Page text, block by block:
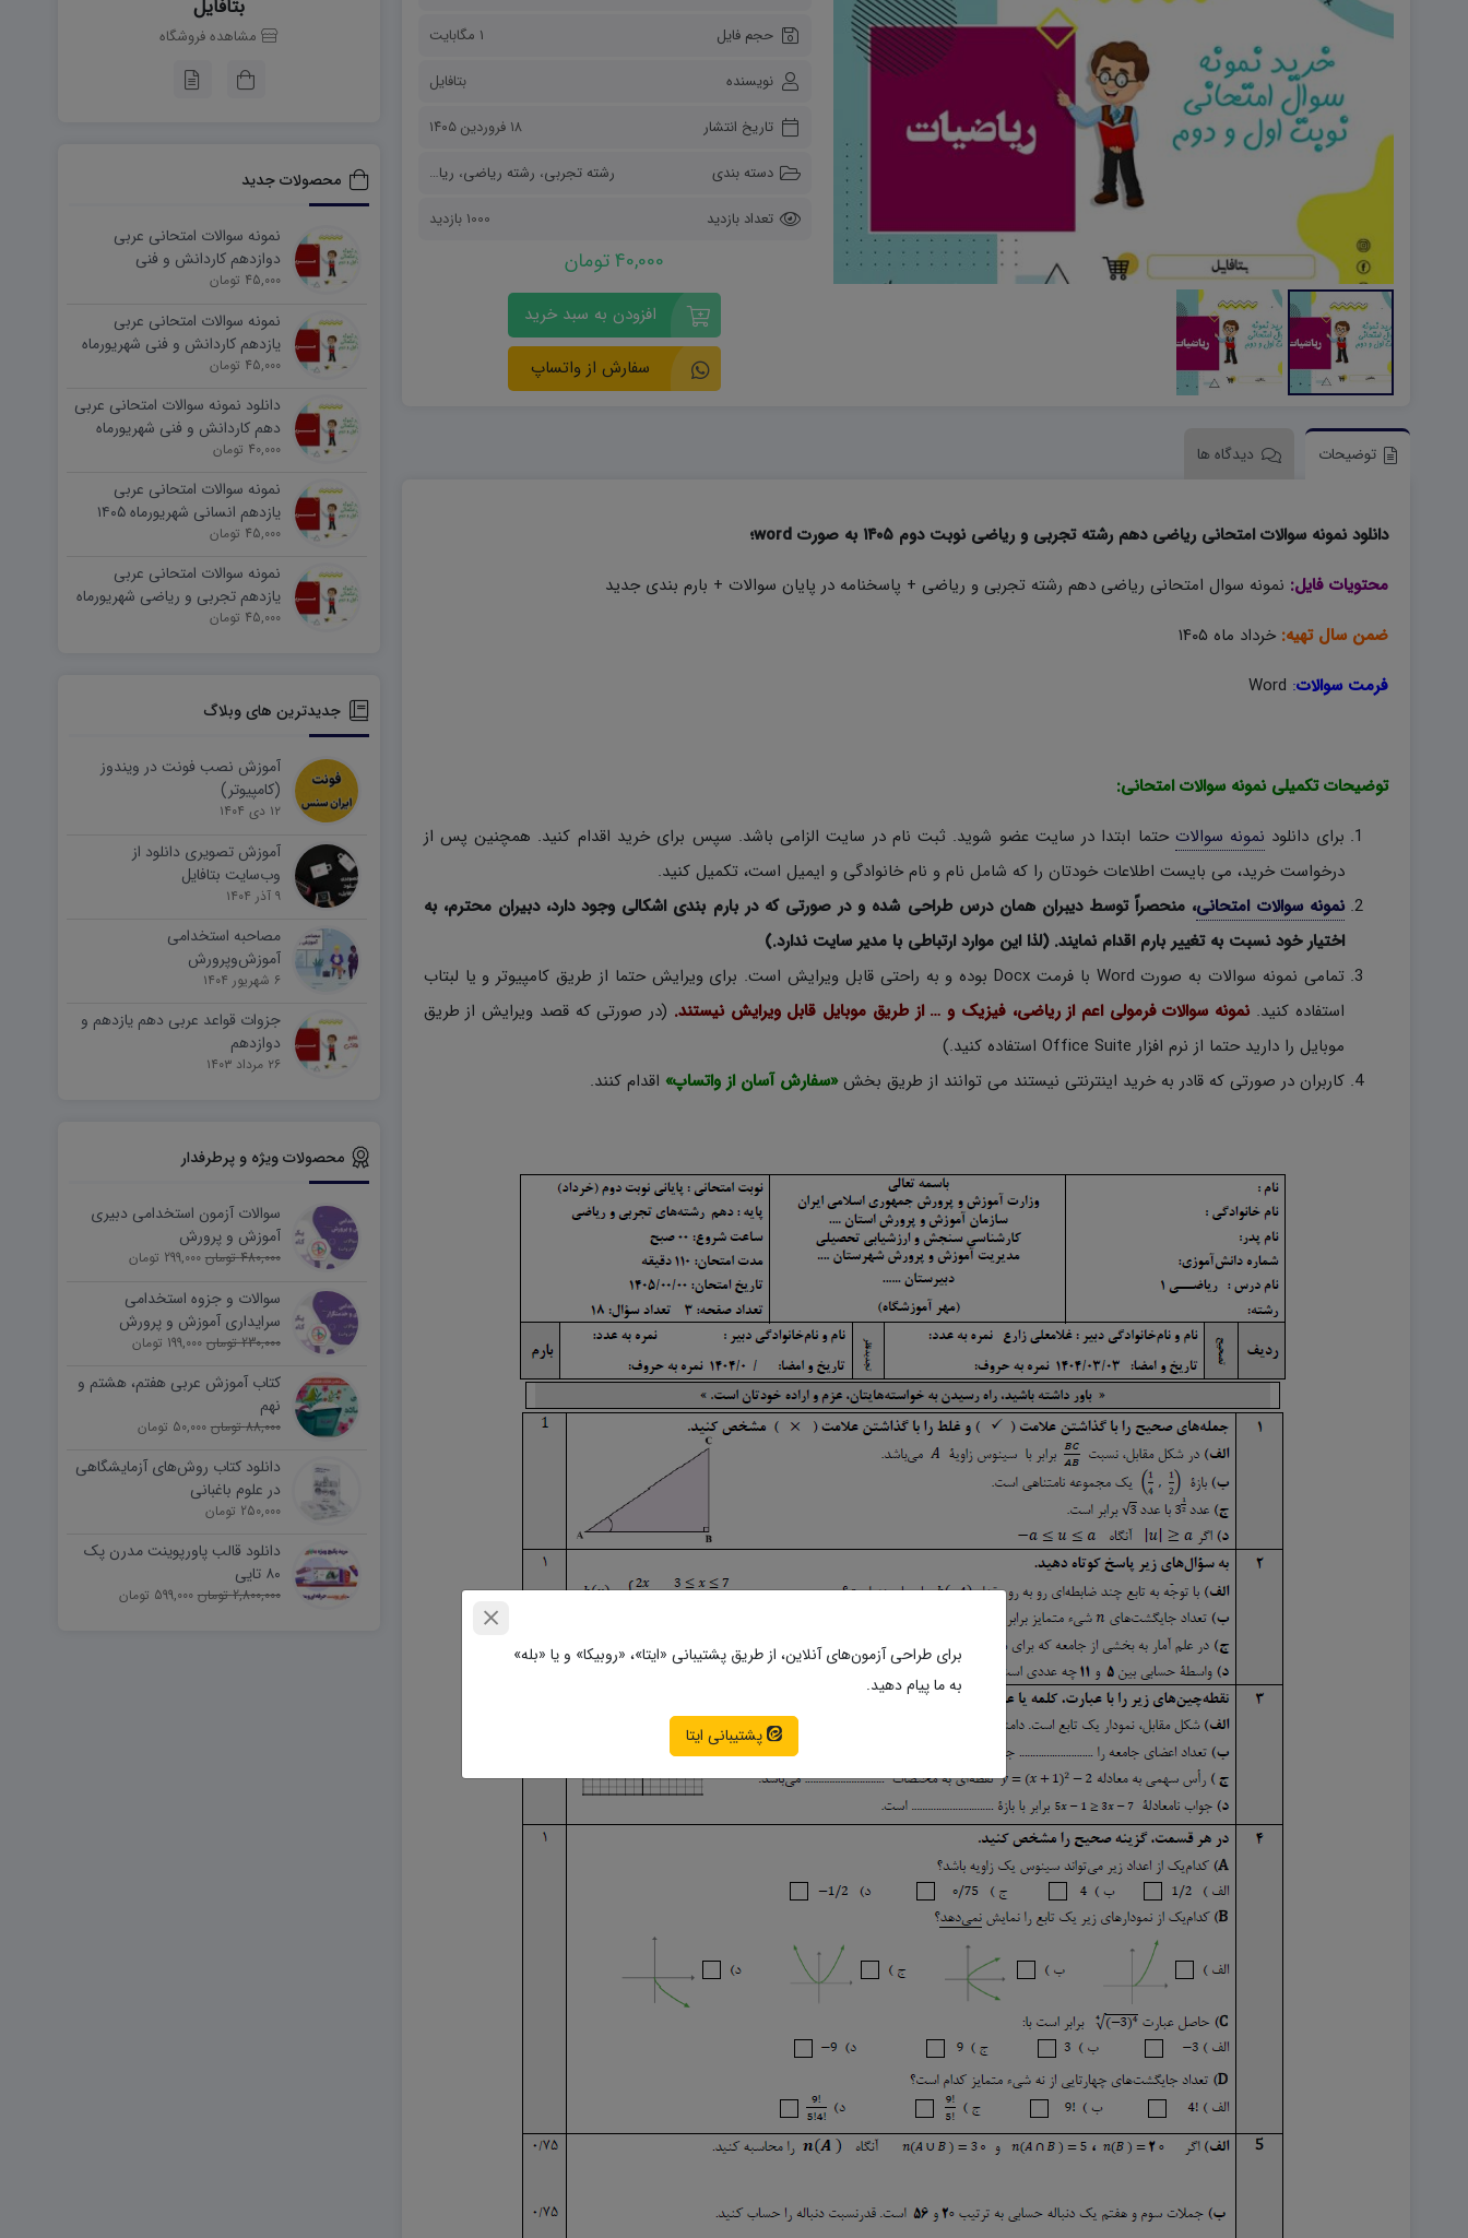
دفاعی دهم
هویت اجتماعی
آمادگی دفاعی دهم W
آمادگی دفاعی ۱۰ D
حجم فایل
1 مگابایت
نویسنده
بتافایل
تاریخ انتشار
۱۸ فروردین ۱۴۰۵
دسته بندی
رشته تجربی، رشته ریاضی، ریاضی تجربی ،نمونه سوالات
تعداد بازدید
1000 بازدید
40,000 تومان
افزودن به سبد خرید
سفارش از واتساپ
توضیحات دیدگاه ها
دانلود نمونه سوالات امتحانی ریاضی دهم رشته تجربی و ریاضی نوبت دوم ۱۴۰۵ به صورت word؛
محتویات فایل: نمونه سوال امتحانی ریاضی دهم رشته تجربی و ریاضی + پاسخنامه در پایان سوالات + بارم بندی جدید
ضمن سال تهیه: خرداد ماه ۱۴۰۵
فرمت سوالات:
توضیحات تکمیلی نمونه سوالات امتحانی:
برای دانلود نمونه سوالات حتما ابتدا در سایت عضو شوید. ثبت نام در سایت الزامی باشد. سپس برای خرید اقدام کنید. همچنین پس از
درخواست خرید، می بایست اطلاعات خودتان را که شامل نام و نام خانوادگی و ایمیل است، تکمیل کنید.
نمونه سوالات امتحانی، منحصراً توسط دیبران همان درس طراحی شده و در صورتی که در بارم بندی اشکالی وجود دارد، دبیران محترم، به
اختیار خود نسبت به تغییر بارم اقدام نمایند. (لذا این موارد ارتباطی با مدیر سایت ندارد.)
تمامی نمونه سوالات به صورت Word با فرمت Docx بوده و به راحتی قابل ویرایش است. برای ویرایش حتما از طریق کامپیوتر و یا لبتاب
استفاده کنید. نمونه سوالات فرمولی اعم از ریاضی، فیزیک و … از طریق موبایل قابل ویرایش نیستند. (در صورتی که قصد ویرایش از طریق
موبایل را دارید حتما از نرم افزار Office Suite استفاده کنید.)
کاربران در صورتی که قادر به خرید اینترنتی نیستند می توانند از طریق بخش«سفارش آسان از واتساپ» اقدام کنند.
بتافایل
مشاهده فروشگاه
محصولات جدید
نمونه سوالات امتحانی عربی
دوازدهم کاردانش و فنی
شهریورماه ۱۴۰۵ word
45,000 تومان
نمونه سوالات امتحانی عربی
یازدهم کاردانش و فنی شهریورماه
۱۴۰۵ word
45,000 تومان
دانلود نمونه سوالات امتحانی عربی
دهم کاردانش و فنی شهریورماه
۱۴۰۵ word
40,000 تومان
نمونه سوالات امتحانی عربی
یازدهم انسانی شهریورماه ۱۴۰۵
word
45,000 تومان
نمونه سوالات امتحانی عربی
یازدهم تجربی و ریاضی شهریورماه
۱۴۰۵ word
45,000 تومان
جدیدترین های وبلاگ
آموزش نصب فونت در ویندوز
(کامپیوتر)
۱۲ دی ۱۴۰۴
آموزش تصویری دانلود از
وب‌سایت بتافایل
۹ آذر ۱۴۰۴
مصاحبه استخدامی
آموزش‌وپرورش
۶ شهریور ۱۴۰۴
جزوات قواعد عربی دهم یازدهم و
دوازدهم
۲۶ مرداد ۱۴۰۳
محصولات ویژه و پرطرفدار
سوالات آزمون استخدامی دبیری
آموزش و پرورش
480,000 تومان 299,000 تومان
سوالات و جزوه استخدامی
سرایداری آموزش و پرورش
(نیروی خدماتی)
230,000 تومان 199,000 تومان
کتاب آموزش عربی هفتم، هشتم و
نهم
88,000 تومان 50,000 تومان
دانلود کتاب روش‌های آزمایشگاهی
در علوم باغبانی
250,000 تومان
دانلود قالب پاورپوینت مدرن پک
۸۰ تایی
2,800,000 تومان 599,000 تومان
برای طراحی آزمون‌های آنلاین، از طریق پشتیبانی «ایتا»، «روبیکا» و یا «بله»
به ما پیام دهید.
پشتیبانی ایتا